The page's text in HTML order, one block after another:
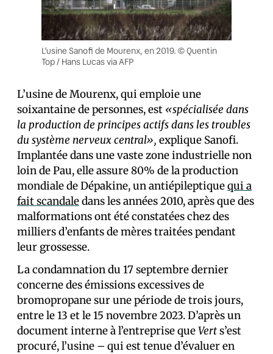
L’usine Sanofi de Mourenx, en 2019. © Quentin
Top / Hans Lucas via AFP
L’usine de Mourenx, qui emploie une
soixantaine de personnes, est «spécialisée dans
la production de principes actifs dans les troubles
du système nerveux central», explique Sanofi.
Implantée dans une vaste zone industrielle non
loin de Pau, elle assure 80% de la production
mondiale de Dépakine, un antiépileptiquequi a
fait scandaledans les années 2010, après que des
malformations ont été constatées chez des
milliers d’enfants de mères traitées pendant
leur grossesse.
La condamnation du 17 septembre dernier
concerne des émissions excessives de
bromopropane sur une période de trois jours,
entre le 13 et le 15 novembre 2023. D’après un
document interne à l’entreprise queVerts’est
procuré, l’usine – qui est tenue d’évaluer en